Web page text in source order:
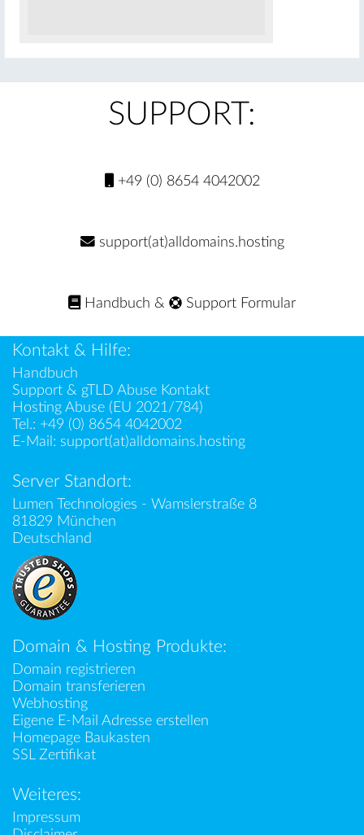
SUPPORT:
+49 (0) 8654 4042002
support(at)alldomains.hosting
Handbuch & Support Formular
Kontakt & Hilfe:
Handbuch
Support & gTLD Abuse Kontakt
Hosting Abuse (EU 2021/784)
Tel.: +49 (0) 8654 4042002
E-Mail: support(at)alldomains.hosting
Server Standort:
Lumen Technologies - Wamslerstraße 8
81829 München
Deutschland
Domain & Hosting Produkte:
Domain registrieren
Domain transferieren
Webhosting
Eigene E-Mail Adresse erstellen
Homepage Baukasten
SSL Zertifikat
Weiteres:
Impressum